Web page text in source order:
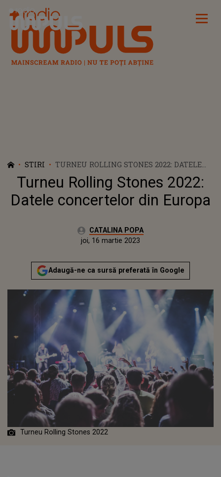
Radio Impuls
STIRI
TURNEU ROLLING STONES 2022: DATELE
CONCERTELOR DIN EUROPA
Turneu Rolling Stones 2022:
Datele concertelor din Europa
Autor:CATALINA POPA
Actualizat:
joi, 16 martie 2023
Adaugă-ne ca sursă preferată în Google
Turneu Rolling Stones 2022